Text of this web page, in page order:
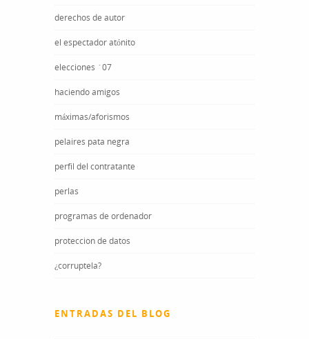
derechos de autor
el espectador atónito
elecciones ´07
haciendo amigos
máximas/aforismos
pelaires pata negra
perfil del contratante
perlas
programas de ordenador
proteccion de datos
¿corruptela?
ENTRADAS DEL BLOG